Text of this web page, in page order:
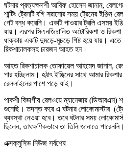
ঘটনার প্রত্যক্ষদর্শী আরিফ হোসেন জানান,
শান্টিং ট্রেনটি বগি সরানোর সময় ট্রেনের ইঞ্জিন
গেট বন্ধ করেনি। একটি পাওয়ার ট্রলি এসময়
যায়। এরপর সিএনজিচালিত অটোরিকশা ও
ধাক্কায় একটি দুমড়ে-মুচড়ে পিষ্ট হয়ে যায়।
রিকশাচালকসহ চারজন আহত হন।
আহত রিকশাচালক তোফায়েল আহমেদ জানান,
পার হচ্ছিলাম। হঠাৎ ইঞ্জিনের সাথে আমার
রেললাইনের পাশে পড়ে যাই।
পাকশী বিভাগীয় রেলওয়ে ম্যানেজার (ডিআরএম)
শুনেছি। তদন্ত করে এ ঘটনার লোকোমাস্টার
ব্যবস্থা নেওয়া হবে। তবে ঘটনার সময়
ছিলেন, তাৎক্ষণিকভাবে তা তিনি জানাতে পারেননি।
এক্সক্লুসিভ নিউজ সর্বশেষ